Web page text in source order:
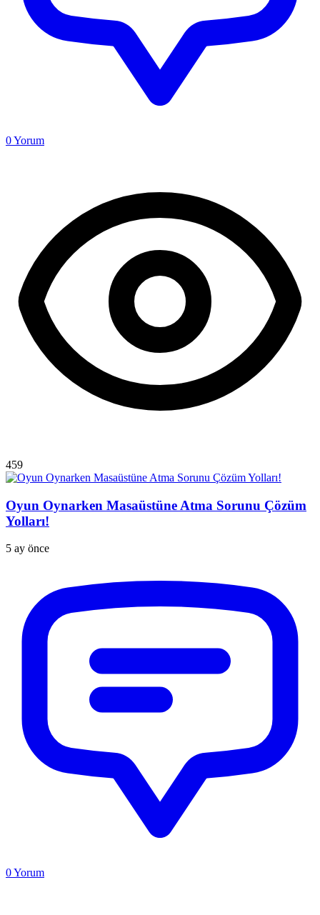
0Yorum
459
Oyun Oynarken Masaüstüne Atma Sorunu Çözüm
Yolları!
5 ay önce
0Yorum